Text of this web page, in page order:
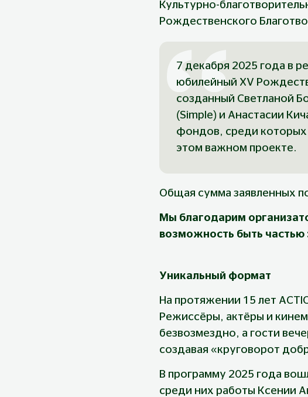
Культурно-
Рождественского
7 декабря 2025 года в
юбилейный XV
созданный Светланой
(Simple) и Анастасии
фондов, среди
этом важном проекте.
Общая сумма заявленных
Мы благодарим
возможность быть частью
Уникальный формат
На протяжении 15 лет
Режиссёры, актёры и
безвозмездно, а гости
создавая «круговорот
В программу 2025 года
среди них работы Ксении